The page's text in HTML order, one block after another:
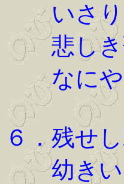
いさり
悲しき
なにや
６．残せ
幼きい